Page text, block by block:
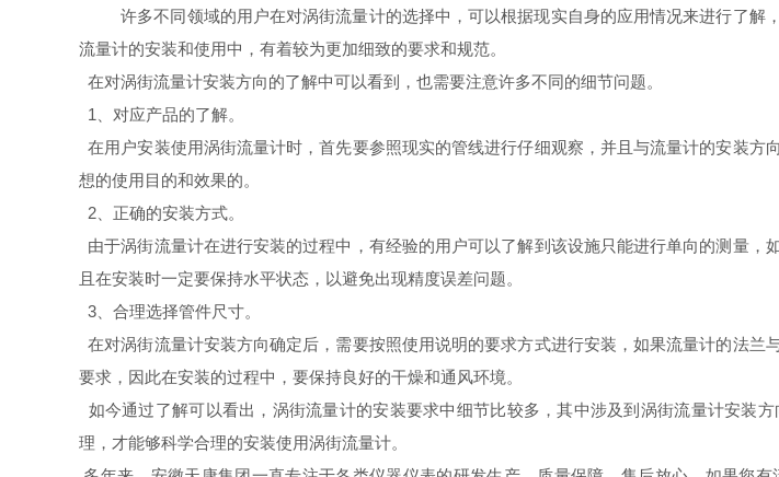
许多不同领域的用户在对涡街流量计的选择中，可以根据现实自身的应用情况来进行了
流量计的安装和使用中，有着较为更加细致的要求和规范。
在对涡街流量计安装方向的了解中可以看到，也需要注意许多不同的细节问题。
1、对应产品的了解。
在用户安装使用涡街流量计时，首先要参照现实的管线进行仔细观察，并且与流量计的安装
想的使用目的和效果的。
2、正确的安装方式。
由于涡街流量计在进行安装的过程中，有经验的用户可以了解到该设施只能进行单向的测量
且在安装时一定要保持水平状态，以避免出现精度误差问题。
3、合理选择管件尺寸。
在对涡街流量计安装方向确定后，需要按照使用说明的要求方式进行安装，如果流量计的法
要求，因此在安装的过程中，要保持良好的干燥和通风环境。
如今通过了解可以看出，涡街流量计的安装要求中细节比较多，其中涉及到涡街流量计安装
理，才能够科学合理的安装使用涡街流量计。